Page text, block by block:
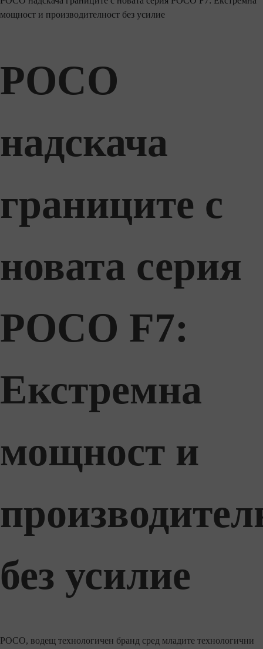
мощност и производителност без усилие
POCO
надскача
границите с
новата серия
POCO F7:
Екстремна
мощност и
без усилие
POCO, водещ технологичен бранд сред младите технологични